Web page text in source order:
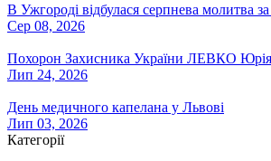
В Ужгороді відбулася серпнева молитва
Сер 08, 2026
Похорон Захисника України ЛЕВКО Юрія
Лип 24, 2026
День медичного капелана у Львові
Лип 03, 2026
Категорії